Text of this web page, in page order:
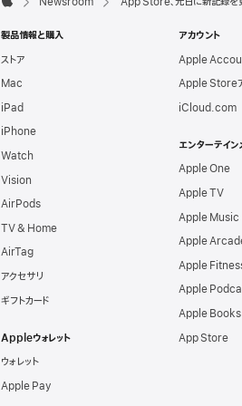
製品情報と購入
ストア
Mac
iPad
iPhone
Watch
Vision
AirPods
TV & Home
AirTag
アクセサリ
ギフトカード
Appleウォレット
ウォレット
Apple Pay
アカウント
Apple
Apple Storeア
iCloud.com
エンターテイン
Apple One
Apple TV
Apple Music
Apple
Apple
Apple
Apple Books
App Store